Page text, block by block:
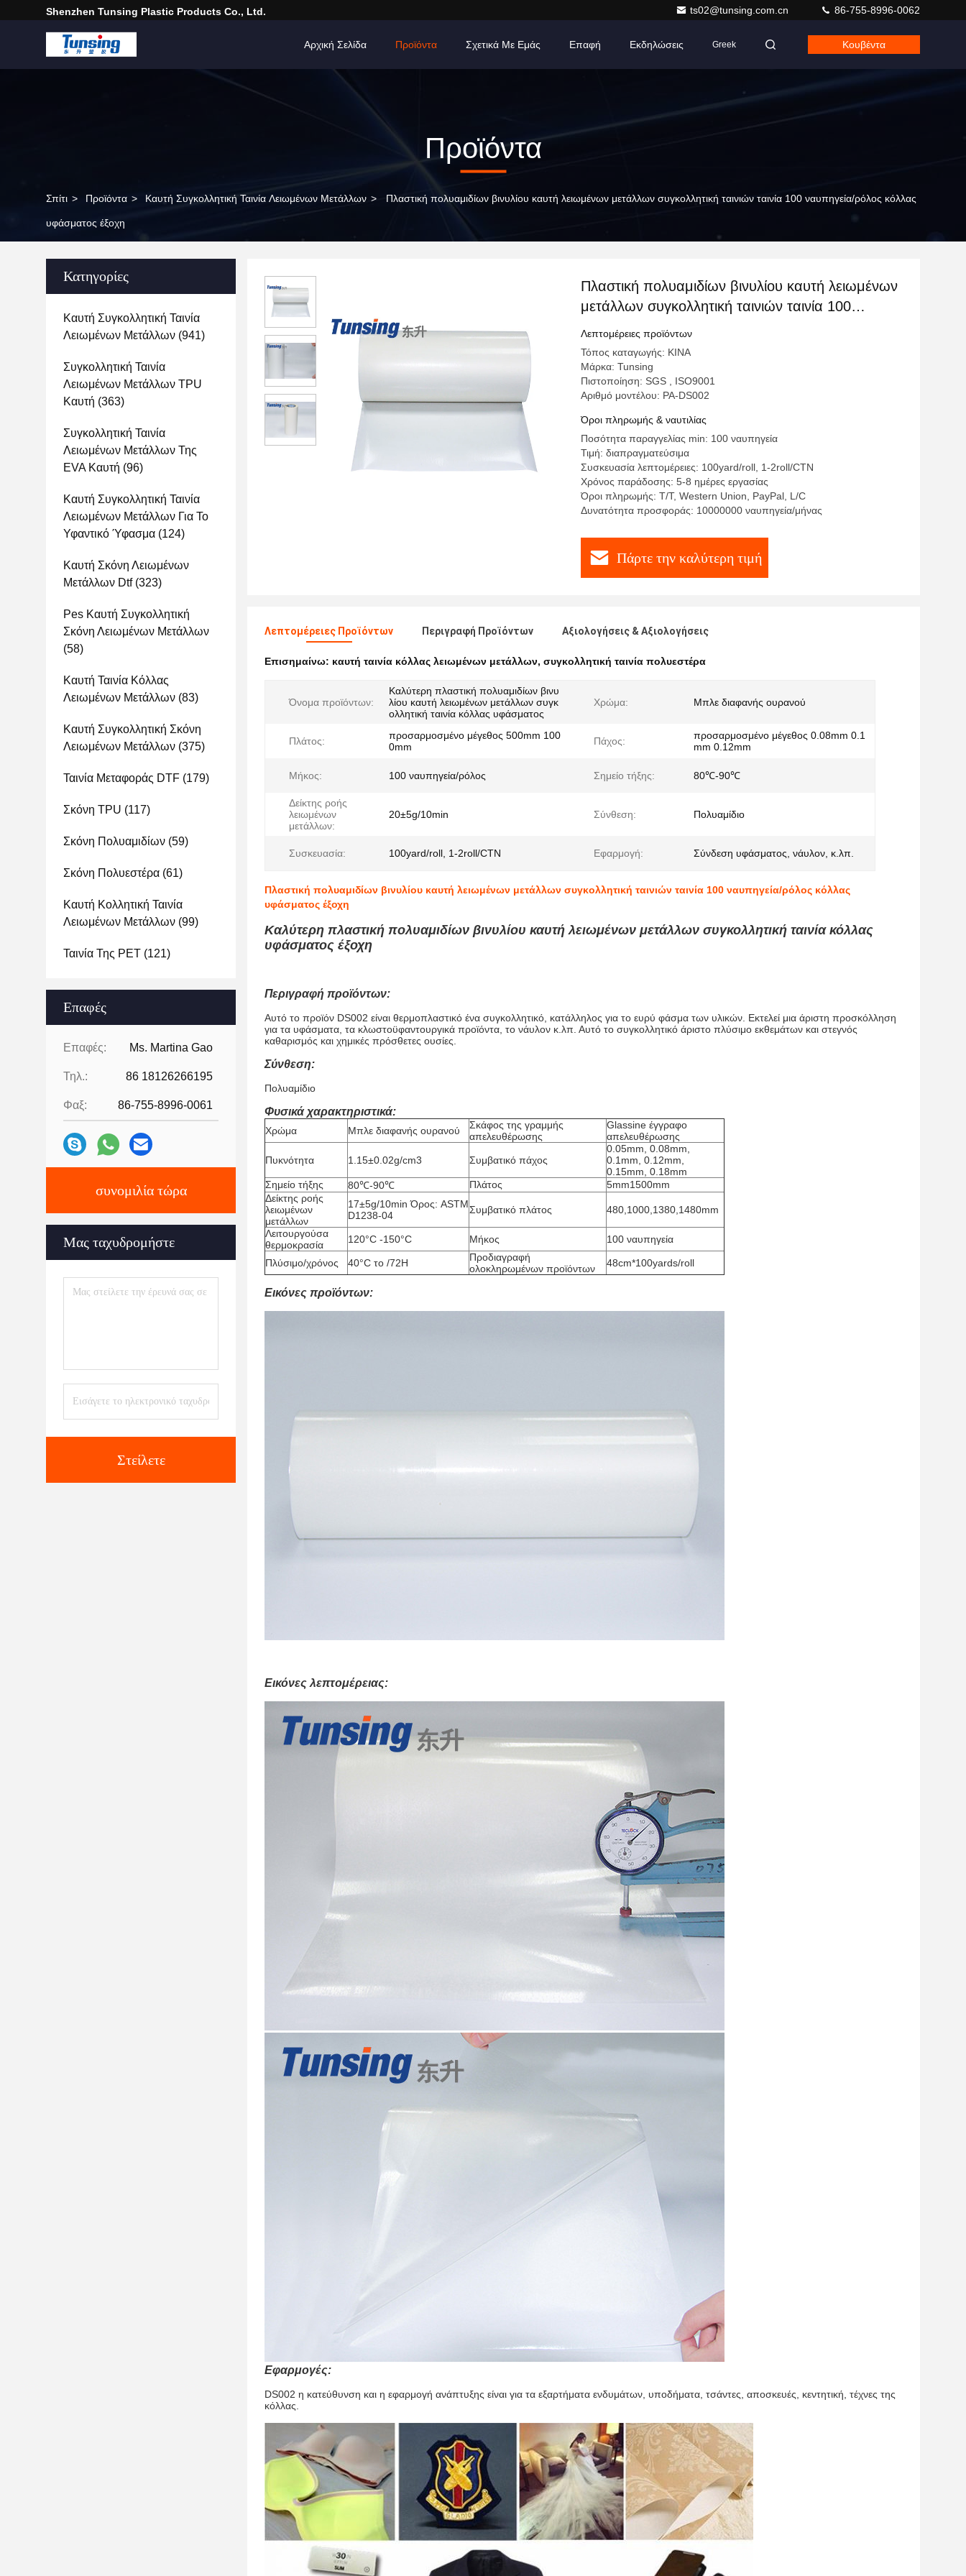
Shenzhen Tunsing Plastic Products Co., Ltd. ts02@tunsing.com.cn 86-755-8996-0062
Αρχική Σελίδα Προϊόντα Σχετικά Με Εμάς Επαφή Εκδηλώσεις Greek Κουβέντα
Προϊόντα
Σπίτι > Προϊόντα > Καυτή Συγκολλητική Ταινία Λειωμένων Μετάλλων > Πλαστική πολυαμιδίων βινυλίου καυτή λειωμένων μετάλλων συγκολλητική ταινιών ταινία 100 ναυπηγεία/ρόλος κόλλας
υφάσματος έξοχη
Κατηγορίες
Καυτή Συγκολλητική Ταινία
Λειωμένων Μετάλλων (941)
Συγκολλητική Ταινία
Λειωμένων Μετάλλων TPU
Καυτή (363)
Συγκολλητική Ταινία
Λειωμένων Μετάλλων Της
EVA Καυτή (96)
Καυτή Συγκολλητική Ταινία
Λειωμένων Μετάλλων Για Το
Υφαντικό Ύφασμα (124)
Καυτή Σκόνη Λειωμένων
Μετάλλων Dtf(323)
Pes Καυτή Συγκολλητική
Σκόνη Λειωμένων Μετάλλων
(58)
Καυτή Ταινία Κόλλας
Λειωμένων Μετάλλων (83)
Καυτή Συγκολλητική Σκόνη
Λειωμένων Μετάλλων (375)
Ταινία Μεταφοράς DTF (179)
Σκόνη TPU (117)
Σκόνη Πολυαμιδίων (59)
Σκόνη Πολυεστέρα (61)
Καυτή Κολλητική Ταινία
Λειωμένων Μετάλλων (99)
Ταινία Της PET (121)
Επαφές
Επαφές: Ms. Martina Gao
Τηλ.: 86 18126266195
Φαξ: 86-755-8996-0061
συνομιλία τώρα
Μας ταχυδρομήστε
Στείλετε
Πλαστική πολυαμιδίων βινυλίου καυτή λειωμένων
μετάλλων συγκολλητική ταινιών ταινία 100
ναυπηγεία/ρόλος κόλλας υφάσματος έξοχη
Λεπτομέρειες προϊόντων
Τόπος καταγωγής: ΚΙΝΑ
Μάρκα: Tunsing
Πιστοποίηση: SGS , ISO9001
Αριθμό μοντέλου: PA-DS002
Όροι πληρωμής & ναυτιλίας
Ποσότητα παραγγελίας min: 100 ναυπηγεία
Τιμή: διαπραγματεύσιμα
Συσκευασία λεπτομέρειες: 100yard/roll, 1-2roll/CTN
Χρόνος παράδοσης: 5-8 ημέρες εργασίας
Όροι πληρωμής: T/T, Western Union, PayPal, L/C
Δυνατότητα προσφοράς: 10000000 ναυπηγεία/μήνας
Πάρτε την καλύτερη τιμή
Λεπτομέρειες Προϊόντων Περιγραφή Προϊόντων Αξιολογήσεις & Αξιολογήσεις
Επισημαίνω: καυτή ταινία κόλλας λειωμένων μετάλλων, συγκολλητική ταινία πολυεστέρα
Όνομα προϊόντων:
Καλύτερη πλαστική πολυαμιδίων βινυ
λίου καυτή λειωμένων μετάλλων συγκ
ολλητική ταινία κόλλας υφάσματος
Χρώμα: Μπλε διαφανής ουρανού
Πλάτος:
προσαρμοσμένο μέγεθος 500mm 100
0mm
Πάχος:
προσαρμοσμένο μέγεθος 0.08mm 0.1
mm 0.12mm
Μήκος: 100 ναυπηγεία/ρόλος Σημείο τήξης: 80℃-90℃
Δείκτης ροής
λειωμένων
μετάλλων:
20±5g/10min Σύνθεση: Πολυαμίδιο
Συσκευασία: 100yard/roll, 1-2roll/CTN Εφαρμογή: Σύνδεση υφάσματος, νάυλον, κ.λπ.
Πλαστική πολυαμιδίων βινυλίου καυτή λειωμένων μετάλλων συγκολλητική ταινιών ταινία 100 ναυπηγεία/ρόλος κόλλας
υφάσματος έξοχη
Καλύτερη πλαστική πολυαμιδίων βινυλίου καυτή λειωμένων μετάλλων συγκολλητική ταινία κόλλας
υφάσματος έξοχη
Περιγραφή προϊόντων:
Αυτό το προϊόν DS002 είναι θερμοπλαστικό ένα συγκολλητικό, κατάλληλος για το ευρύ φάσμα των υλικών. Εκτελεί μια άριστη προσκόλληση
για τα υφάσματα, τα κλωστοϋφαντουργικά προϊόντα, το νάυλον κ.λπ. Αυτό το συγκολλητικό άριστο πλύσιμο εκθεμάτων και στεγνός
καθαρισμός και χημικές πρόσθετες ουσίες.
Σύνθεση:
Πολυαμίδιο
Φυσικά χαρακτηριστικά:
Χρώμα Μπλε διαφανής ουρανού
Σκάφος της γραμμής
απελευθέρωσης
Glassine έγγραφο
απελευθέρωσης
Πυκνότητα 1.15±0.02g/cm3 Συμβατικό πάχος
0.05mm, 0.08mm,
0.1mm, 0.12mm,
0.15mm, 0.18mm
Σημείο τήξης
80℃-90℃ Πλάτος
5mm1500mm
Δείκτης ροής
λειωμένων
μετάλλων
17±5g/10min Όρος: ASTM
D1238-04
Συμβατικό πλάτος 480,1000,1380,1480mm
Λειτουργούσα
θερμοκρασία
120°C -150°C Μήκος 100 ναυπηγεία
Πλύσιμο/χρόνος 40°C το /72H
Προδιαγραφή
ολοκληρωμένων προϊόντων
48cm*100yards/roll
Εικόνες προϊόντων:
Εικόνες λεπτομέρειας:
Εφαρμογές:
DS002 η κατεύθυνση και η εφαρμογή ανάπτυξης είναι για τα εξαρτήματα ενδυμάτων, υποδήματα, τσάντες, αποσκευές, κεντητική, τέχνες της
κόλλας.